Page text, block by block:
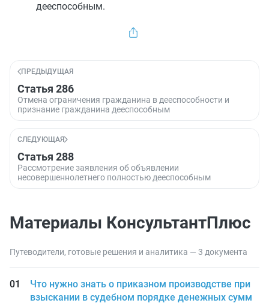
дееспособным.
ПРЕДЫДУЩАЯ
Статья 286
Отмена ограничения гражданина в дееспособности и
признание гражданина дееспособным
СЛЕДУЮЩАЯ
Статья 288
Рассмотрение заявления об объявлении
несовершеннолетнего полностью дееспособным
Материалы КонсультантПлюс
Путеводители, готовые решения и аналитика — 3 документа
Что нужно знать о приказном производстве при
взыскании в судебном порядке денежных сумм